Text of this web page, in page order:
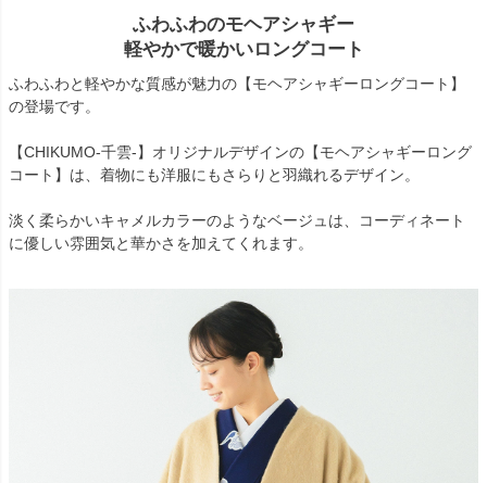
ふわふわのモヘアシャギー
軽やかで暖かいロングコート
ふわふわと軽やかな質感が魅力の【モヘアシャギーロングコート】
の登場です。
【CHIKUMO-千雲-】オリジナルデザインの【モヘアシャギーロング
コート】は、着物にも洋服にもさらりと羽織れるデザイン。
淡く柔らかいキャメルカラーのようなベージュは、コーディネート
に優しい雰囲気と華かさを加えてくれます。